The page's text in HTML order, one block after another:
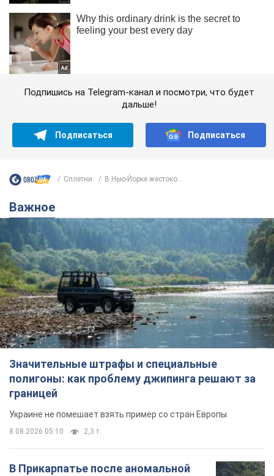
Подпишись на Telegram-канал и посмотри, что будет
дальше!
Подписаться Подписаться
Сплетни В Нью-Йорке жестоко...
Важное
Значительные штрафы и специальные
полигоны: как проблему джипинга решают за
границей
Украине не помешает взять пример со стран Европы
8.08.2026 05:10 2,3 т.
В Прикарпатье после аномальной